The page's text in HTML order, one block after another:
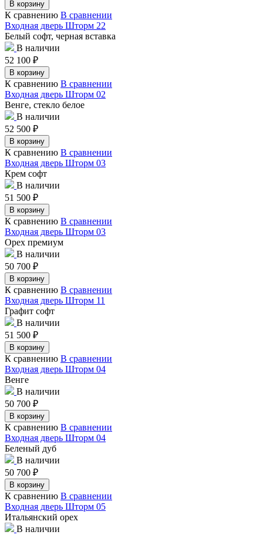
В корзину
К сравнению В сравнении
Входная дверь Шторм 22
Белый софт, черная вставка
В наличии
52 100 ₽
В корзину
К сравнению В сравнении
Входная дверь Шторм 02
Венге, стекло белое
В наличии
52 500 ₽
В корзину
К сравнению В сравнении
Входная дверь Шторм 03
Крем софт
В наличии
51 500 ₽
В корзину
К сравнению В сравнении
Входная дверь Шторм 03
Орех премиум
В наличии
50 700 ₽
В корзину
К сравнению В сравнении
Входная дверь Шторм 11
Графит софт
В наличии
51 500 ₽
В корзину
К сравнению В сравнении
Входная дверь Шторм 04
Венге
В наличии
50 700 ₽
В корзину
К сравнению В сравнении
Входная дверь Шторм 04
Беленый дуб
В наличии
50 700 ₽
В корзину
К сравнению В сравнении
Входная дверь Шторм 05
Итальянский орех
В наличии